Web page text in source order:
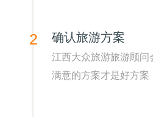
2 确认旅游方案
江西大众旅游旅游顾
满意的方案才是好方案